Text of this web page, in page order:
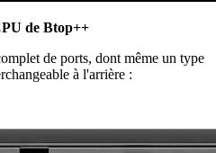
de Btop++
de ports, dont même un type
à l'arrière :